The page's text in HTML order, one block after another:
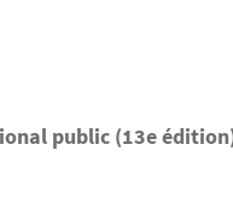
public (13e